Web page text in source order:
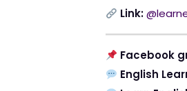
Link:
Facebook
English